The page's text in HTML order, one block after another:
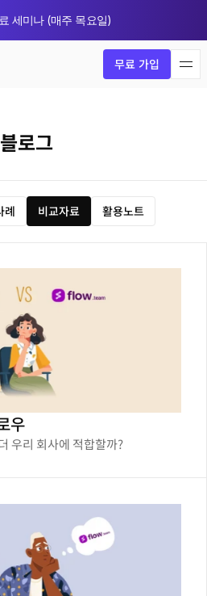
세미나 (매주 목요일)
무료 가입
블로그
례 비교자료 활용노트
우
우리 회사에 적합할까?